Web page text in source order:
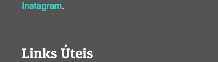
Instagram.
Links Úteis